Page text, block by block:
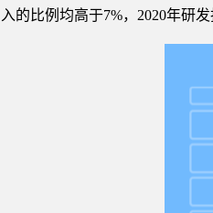
入的比例均高于7%，2020年研